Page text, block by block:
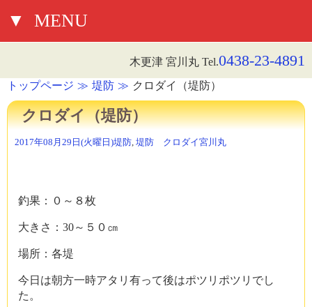
▼ MENU
木更津 宮川丸 Tel.0438-23-4891
トップページ 堤防 クロダイ（堤防）
クロダイ（堤防）
2017年08月29日(火曜日)堤防, 堤防 クロダイ宮川丸
釣果：０～８枚
大きさ：30～５０㎝
場所：各堤
今日は朝方一時アタリ有って後はポツリポツリでし
た。